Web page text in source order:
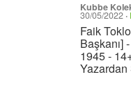
Kubbe
30/05/2022 ·
Faik
Başkanı]
1945 -
Yazardan